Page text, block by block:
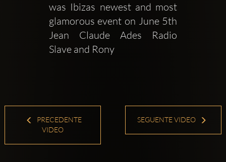
was Ibizas newest and most
glamorous event on June 5th
Jean Claude Ades Radio
Slave and Rony
PRECEDENTE
VIDEO
SEGUENTE VIDEO